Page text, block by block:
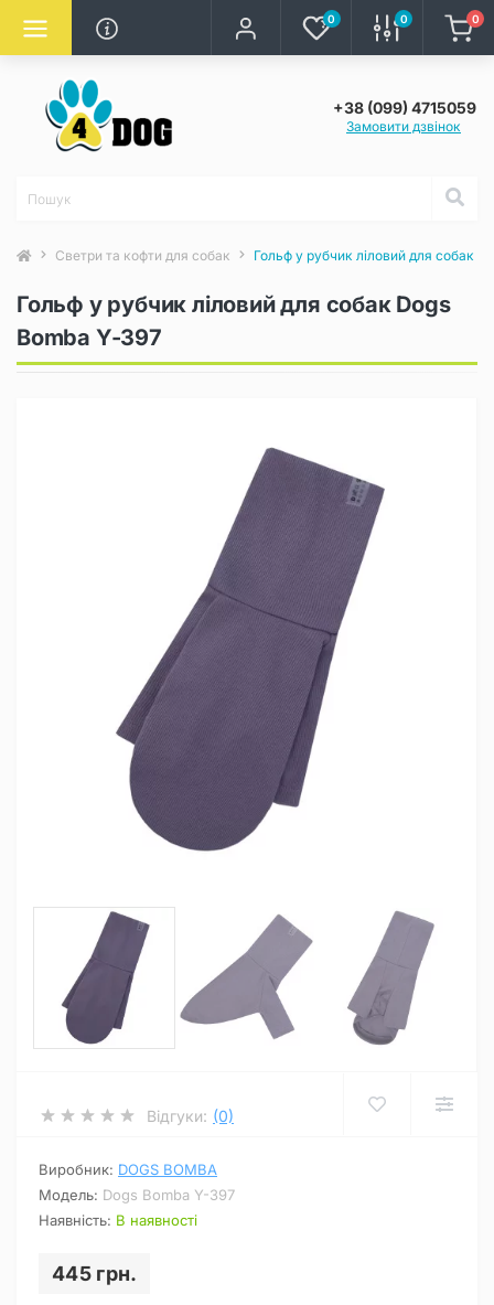
0 0 0
+38 (099) 4715059
Замовити дзвінок
Светри та кофти для собак Гольф у рубчик ліловий для собак
Гольф у рубчик ліловий для собак Dogs
Bomba Y-397
Відгуки: (0)
Виробник: DOGS BOMBA
Модель: Dogs Bomba Y-397
Наявність: В наявності
445 грн.